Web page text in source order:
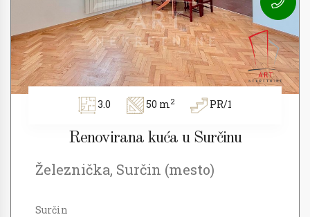
3.0 50 m2 PR/1
Renovirana kuća u Surčinu
Železnička, Surčin (mesto)
Surčin